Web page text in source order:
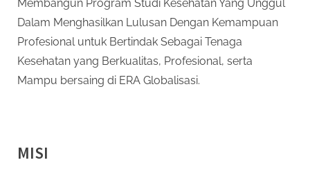
Membangun Program Studi Kesehatan Yang Unggul
Dalam Menghasilkan Lulusan Dengan Kemampuan
Profesional untuk Bertindak Sebagai Tenaga
Kesehatan yang Berkualitas, Profesional, serta
Mampu bersaing di ERA Globalisasi.
MISI